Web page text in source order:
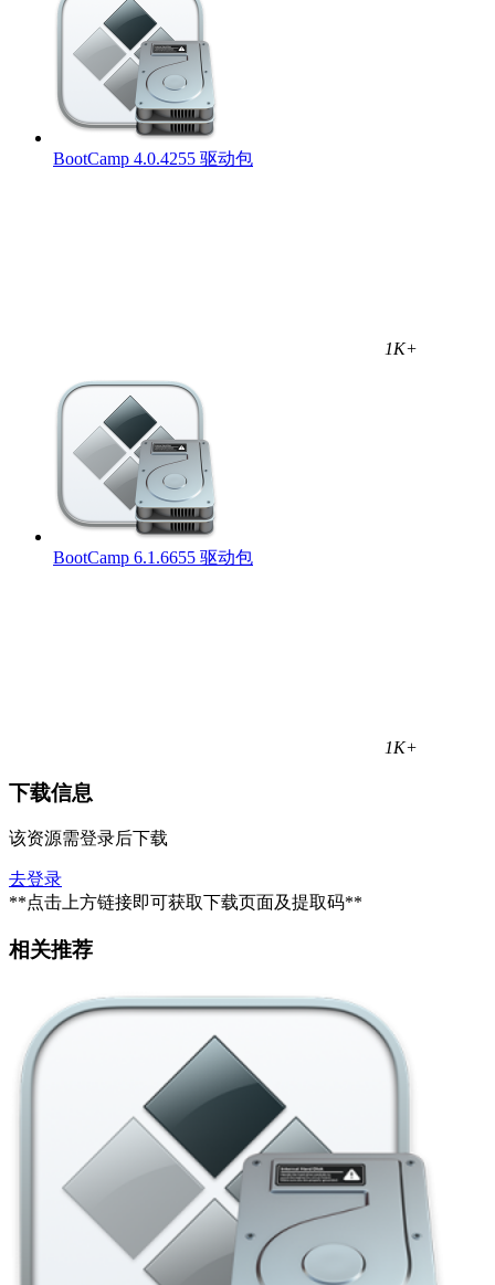
BootCamp 4.0.4255 驱动包
1K+
BootCamp 6.1.6655 驱动包
1K+
下载信息
该资源需登录后下载
去登录
**点击上方链接即可获取下载页面及提取码**
相关推荐